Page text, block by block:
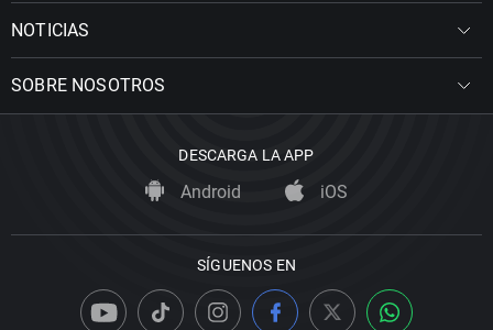
NOTICIAS
SOBRE NOSOTROS
DESCARGA LA APP
Android iOS
SÍGUENOS EN